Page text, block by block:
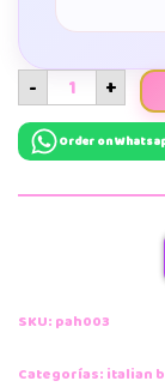
- +
Order on
SKU: pah003
Categorías: italian